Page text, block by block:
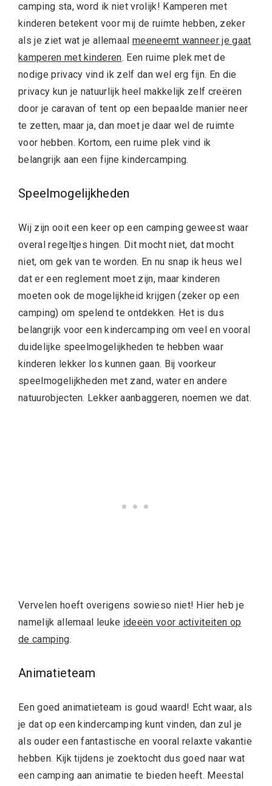
camping sta, word ik niet vrolijk! Kamperen met
kinderen betekent voor mij de ruimte hebben, zeker
als je ziet wat je allemaal meeneemt wanneer je gaat
kamperen met kinderen. Een ruime plek met de
nodige privacy vind ik zelf dan wel erg fijn. En die
privacy kun je natuurlijk heel makkelijk zelf creëren
door je caravan of tent op een bepaalde manier neer
te zetten, maar ja, dan moet je daar wel de ruimte
voor hebben. Kortom, een ruime plek vind ik
belangrijk aan een fijne kindercamping.
Speelmogelijkheden
Wij zijn ooit een keer op een camping geweest waar
overal regeltjes hingen. Dit mocht niet, dat mocht
niet, om gek van te worden. En nu snap ik heus wel
dat er een reglement moet zijn, maar kinderen
moeten ook de mogelijkheid krijgen (zeker op een
camping) om spelend te ontdekken. Het is dus
belangrijk voor een kindercamping om veel en vooral
duidelijke speelmogelijkheden te hebben waar
kinderen lekker los kunnen gaan. Bij voorkeur
speelmogelijkheden met zand, water en andere
natuurobjecten. Lekker aanbaggeren, noemen we dat.
Vervelen hoeft overigens sowieso niet! Hier heb je
namelijk allemaal leuke ideeën voor activiteiten op
de camping.
Animatieteam
Een goed animatieteam is goud waard! Echt waar, als
je dat op een kindercamping kunt vinden, dan zul je
als ouder een fantastische en vooral relaxte vakantie
hebben. Kijk tijdens je zoektocht dus goed naar wat
een camping aan animatie te bieden heeft. Meestal